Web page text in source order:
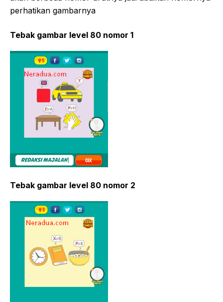
perhatikan gambarnya
Tebak gambar level 80 nomor 1
Tebak gambar level 80 nomor 2